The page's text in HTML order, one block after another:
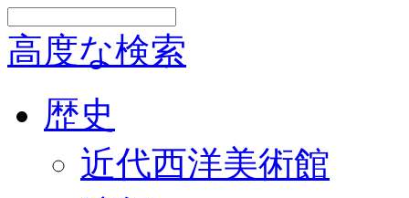
高度な検索
歴史
近代西洋美術館